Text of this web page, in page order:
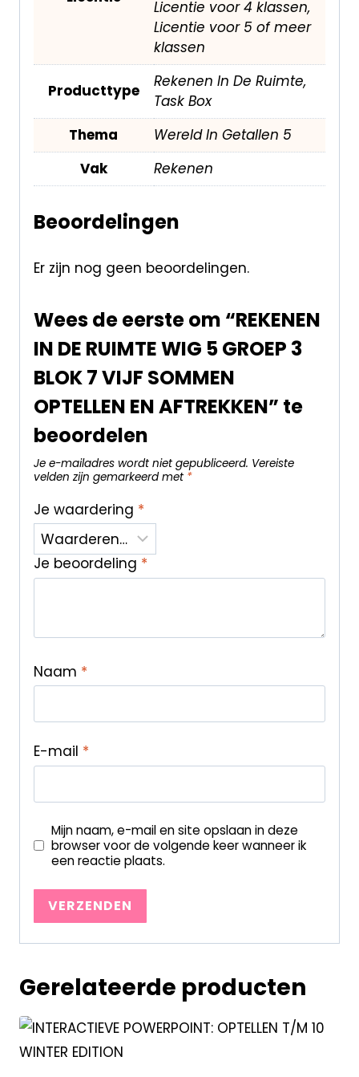
Licentie voor 4 klassen,
Licentie voor 5 of meer
klassen
Producttype
Rekenen In De Ruimte,
Task Box
Thema
Wereld In Getallen 5
Vak
Rekenen
Beoordelingen
Er zijn nog geen beoordelingen.
Wees de eerste om “REKENEN
IN DE RUIMTE WIG 5 GROEP 3
BLOK 7 VIJF SOMMEN
OPTELLEN EN AFTREKKEN” te
beoordelen
Je e-mailadres wordt niet gepubliceerd. Vereiste
velden zijn gemarkeerd met *
Je waardering *
Je beoordeling *
Naam *
E-mail *
Mijn naam, e-mail en site opslaan in deze
browser voor de volgende keer wanneer ik
een reactie plaats.
Gerelateerde producten